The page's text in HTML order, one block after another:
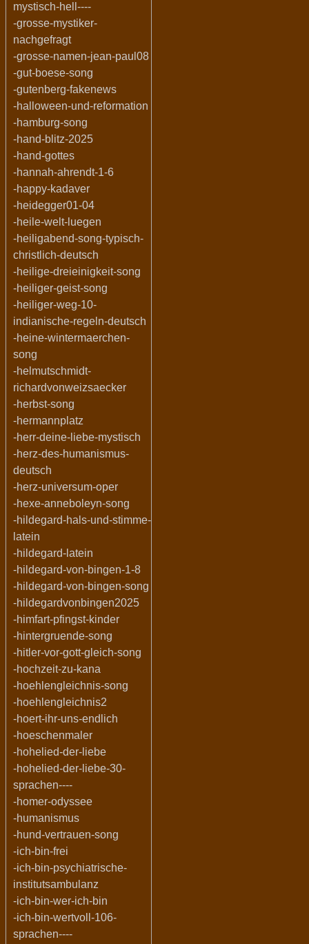
mystisch-hell----
-grosse-mystiker-
nachgefragt
-grosse-namen-jean-paul08
-gut-boese-song
-gutenberg-fakenews
-halloween-und-reformation
-hamburg-song
-hand-blitz-2025
-hand-gottes
-hannah-ahrendt-1-6
-happy-kadaver
-heidegger01-04
-heile-welt-luegen
-heiligabend-song-typisch-
christlich-deutsch
-heilige-dreieinigkeit-song
-heiliger-geist-song
-heiliger-weg-10-
indianische-regeln-deutsch
-heine-wintermaerchen-
song
-helmutschmidt-
richardvonweizsaecker
-herbst-song
-hermannplatz
-herr-deine-liebe-mystisch
-herz-des-humanismus-
deutsch
-herz-universum-oper
-hexe-anneboleyn-song
-hildegard-hals-und-stimme-
latein
-hildegard-latein
-hildegard-von-bingen-1-8
-hildegard-von-bingen-song
-hildegardvonbingen2025
-himfart-pfingst-kinder
-hintergruende-song
-hitler-vor-gott-gleich-song
-hochzeit-zu-kana
-hoehlengleichnis-song
-hoehlengleichnis2
-hoert-ihr-uns-endlich
-hoeschenmaler
-hohelied-der-liebe
-hohelied-der-liebe-30-
sprachen----
-homer-odyssee
-humanismus
-hund-vertrauen-song
-ich-bin-frei
-ich-bin-psychiatrische-
institutsambulanz
-ich-bin-wer-ich-bin
-ich-bin-wertvoll-106-
sprachen----